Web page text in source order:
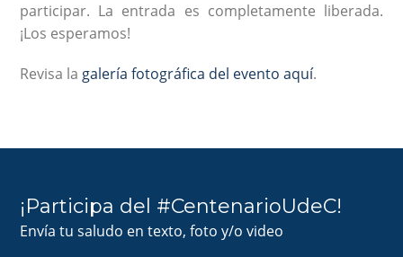
participar. La entrada es completamente liberada.
¡Los esperamos!
Revisa la galería fotográfica del evento aquí.
¡Participa del #CentenarioUdeC!
Envía tu saludo en texto, foto y/o video